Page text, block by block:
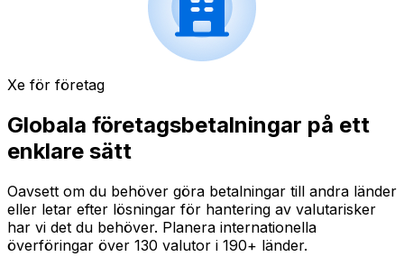
Xe för företag
Globala företagsbetalningar på ett
enklare sätt
Oavsett om du behöver göra betalningar till andra länder
eller letar efter lösningar för hantering av valutarisker
har vi det du behöver. Planera internationella
överföringar över 130 valutor i 190+ länder.